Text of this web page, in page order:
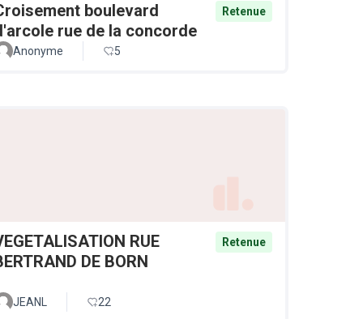
boulevard
rue de la concorde
Retenue
Anonyme 5
RUE
DE BORN
Retenue
JEANL 22